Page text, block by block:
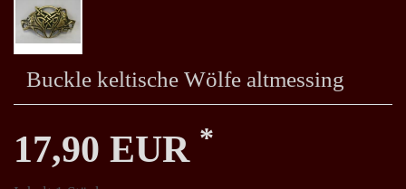
Buckle keltische Wölfe altmessing
17,90 EUR *